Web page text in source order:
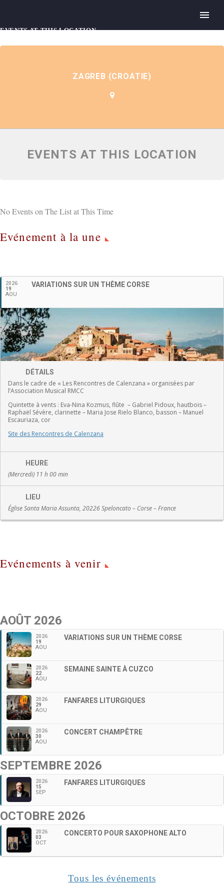
Français
EVENTS AT THIS LOCATION
ZAGREB (CROATIE)
EVENTS AT THIS LOCATION
No Events on The List at This Time
Evénement à la une
2026
19
AOU
VARIATIONS SUR UN THÈME CORSE
DÉTAILS
Dans le cadre de « Les Rencontres de Calenzana » organisées par
l’Association Musical RMCC
Quintette à vents : Eva-Nina Kozmus, flûte – Gabriel Pidoux, hautbois –
Raphaël Sévère, clarinette – Maria Jose Rielo Blanco, basson – Manuel
Escauriaza, cor
Site des Rencontres de Calenzana
HEURE
(Mercredi) 11 h 00 min
LIEU
Église Santa Maria Assunta, 20226 Speloncato – Corse – France
Evénements à venir
AOÛT 2026
2026
19
AOU
VARIATIONS SUR UN THÈME CORSE
2026
22
AOU
SEMAINE SAINTE À CUZCO
2026
29
AOU
FANFARES LITURGIQUES
2026
30
AOU
CONCERT CHAMPÊTRE
SEPTEMBRE 2026
2026
15
SEP
FANFARES LITURGIQUES
OCTOBRE 2026
2026
03
OCT
CONCERTO POUR SAXOPHONE ALTO
Tous les événements